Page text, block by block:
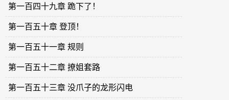
第一百四十九章 跪下了！
第一百五十章 登顶！
第一百五十一章 规则
第一百五十二章 撩姐套路
第一百五十三章 没爪子的龙形闪电